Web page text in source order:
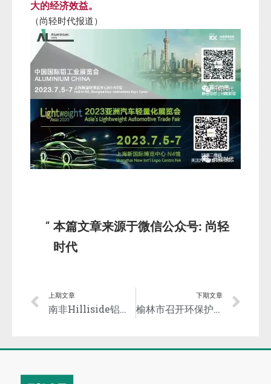
大的经济效益。
（尚轻时代报道）
本篇文章来源于微信公众号: 尚轻
时代
上期文章
南非Hilliside铝冶炼厂计划采用核能，以提升竞争力！
下期文章
​榆林市召开环保护督察重点问题整改推进会，再推进兰炭金属镁行业整改升级！